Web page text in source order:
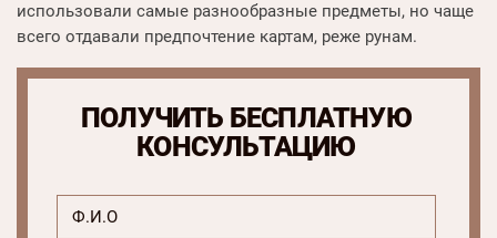
использовали самые разнообразные предметы, но чаще
всего отдавали предпочтение картам, реже рунам.
ПОЛУЧИТЬ БЕСПЛАТНУЮ
КОНСУЛЬТАЦИЮ